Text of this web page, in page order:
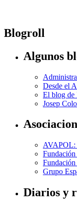
Blogroll
Algunos
Desde el
El blog de
Josep
AVAPOL:
Grupo
Diarios y